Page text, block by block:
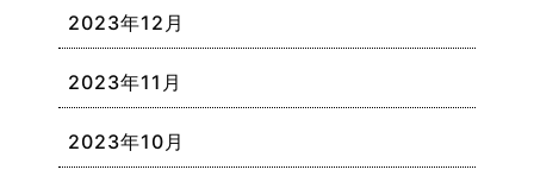
2023年12月
2023年11月
2023年10月